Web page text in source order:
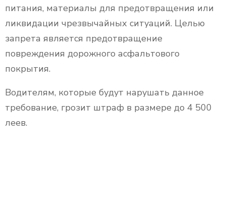
питания, материалы для предотвращения или
ликвидации чрезвычайных ситуаций. Целью
запрета является предотвращение
повреждения дорожного асфальтового
покрытия.
Водителям, которые будут нарушать данное
требование, грозит штраф в размере до 4 500
леев.